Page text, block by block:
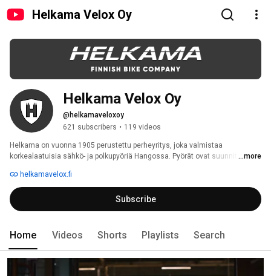
Helkama Velox Oy
Helkama Velox Oy
@helkamaveloxoy
621 subscribers • 119 videos
Helkama on vuonna 1905 perustettu perheyritys, joka valmistaa
korkealaatuisia sähkö- ja polkupyöriä Hangossa. Pyörät ovat suunniteltu,
...more
helkamavelox.fi
Subscribe
Home Videos Shorts Playlists Search